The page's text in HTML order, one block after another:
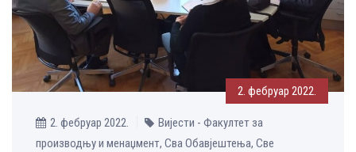
2. фебруар 2022.
2. фебруар 2022.
Вијести - Факултет за
производњу и менаџмент, Сва Обавјештења, Све